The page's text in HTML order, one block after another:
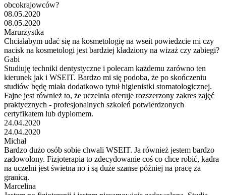
obcokrajowców?
08.05.2020
08.05.2020
Marurzystka
Chciałabym udać się na kosmetologię na wseit powiedzcie mi czy
nacisk na kosmetologi jest bardziej kładziony na wizaż czy zabiegi?
Gabi
Studiuję techniki dentystyczne i polecam każdemu zarówno ten
kierunek jak i WSEIT. Bardzo mi się podoba, że po skończeniu
studiów będę miała dodatkowo tytuł higienistki stomatologicznej.
Fajne jest również to, że uczelnia oferuje rozszerzony zakres zajęć
praktycznych - profesjonalnych szkoleń potwierdzonych
certyfikatem lub dyplomem.
24.04.2020
24.04.2020
Michał
Bardzo dużo osób sobie chwali WSEIT. Ja również jestem bardzo
zadowolony. Fizjoterapia to zdecydowanie coś co chce robić, kadra
na uczelni jest świetna no i są duże szanse później na pracę za
granicą.
Marcelina